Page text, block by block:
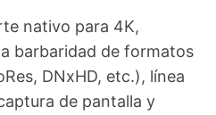
nativo para 4K,
barbaridad de formatos
DNxHD, etc.), línea
de pantalla y